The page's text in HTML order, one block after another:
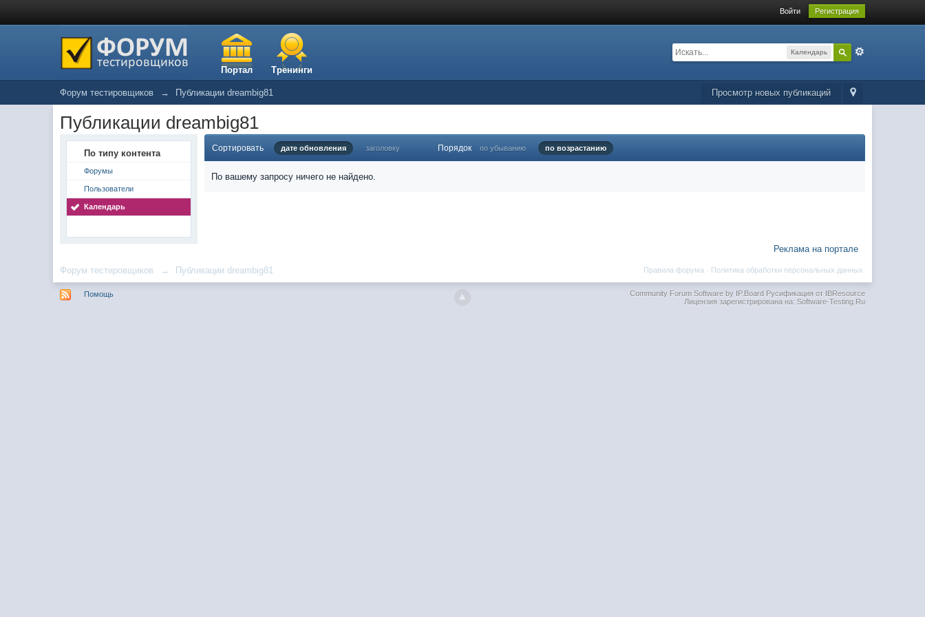
Войти Регистрация
Портал Тренинги
Календарь
Просмотр новых публикаций
Форум тестировщиков → Публикации dreambig81
Публикации dreambig81
По типу контента
Форумы
Пользователи
Календарь
Сортировать дате обновления заголовку Порядок по убыванию по возрастанию
По вашему запросу ничего не найдено.
Реклама на портале
Форум тестировщиков → Публикации dreambig81 Политика обработки персональных данных
Правила форума ·
Помощь Community Forum Software by IP.BoardРусификация от IBResource
Лицензия зарегистрирована на: Software-Testing.Ru